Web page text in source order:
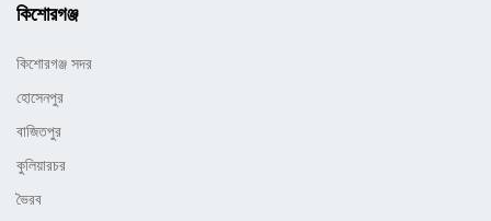
কিশোরগঞ্জ
কিশোরগঞ্জ সদর
হোসেনপুর
বাজিতপুর
কুলিয়ারচর
ভৈরব